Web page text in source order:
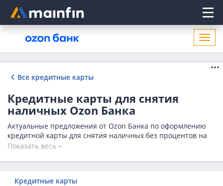
Главное меню
Все кредитные карты
Кредитные карты для снятия
наличных Ozon Банка
Актуальные предложения от Ozon Банка по оформлению
кредитной карты для снятия наличных без процентов на
2026 год. Изучите условия банка и оформите заявку на
выгодной процентной ставкой и грейс-периодом от 50
дней. Количество предложений в Ozon Банке на сегодня -
Показать весь
Кредитные карты